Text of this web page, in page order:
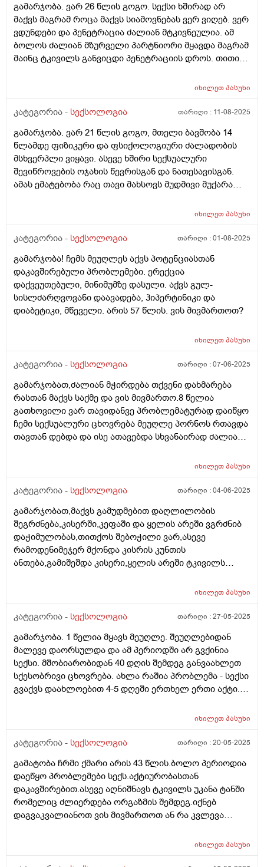
გამარჯობა. ვარ 26 წლის გოგო. სექსი ხშირად არ
მაქვს მაგრამ როცა მაქვს სიამოვნებას ვერ ვიღებ. ვერ
ვდუნდები და პენეტრაცია ძალიან მტკივნეულია. ამ
ბოლოს ძალიან მზურველი პარტნიორი მყავდა მაგრამ
მაინც ტკივილს განვიცდი პენეტრაციის დროს. თითით
უნდა გავაკეთო ასეთ შემთხვევაში? გინეკოლოგთან
ყველაფერი. მაგრამ ამ ტკივილს როგორ ვუშველო :(
იხილეთპასუხი
კატეგორია - სექსოლოგია თარიღი : 11-08-2025
გამარჯობა. ვარ 21 წლის გოგო, მთელი ბავშობა 14
წლამდე ფიზიკური და ფსიქოლოგიური ძალადობის
მსხვერპლი ვიყავი. ასევე ხშირი სექსუალური
შევიწროვების ოჯახის წევრისგან და ნათესავისგან.
ამას ემატებობა რაც თავი მახსოვს მუდმივი მუქარა
მექნებოდა რამეს დამიშავებდა. ამის გამო 19 წლამდე
მომეხსნა და გავუმკლავდი თუ არა იმ ყველაფერს რაც
ასაკში დავიწყე 4-ჯერ მქონდა სექსი მაგრამ საერთოდ
ვერაფერს ვერ ვგრძნობდი ვერც ფიზიკურად ვერც
ემოციურად მერე შემიყვარდა ერთი ბიჭი და ძლიერი
ემოციური კავშირი დავამყარე ძალიანაც მომწონს და
ფიზიკურად სიამოვნებას მხოლოდ იმშემთხვევაში
თუმცა ამას ხშირად ვერ ვახერხებ და ზოგჯერ
ბიჭი თავისთავს იდანაშაულებს და ურთიერთობაც
გვიფუჭდება. ყველაფერი რაც სექსთან არის
დაკავშირებული ტრამვებთან ასოცირდება და ეს ჩემს
სექსუალურ ცხოვრებაზე მთლიანად ახდენს გავლენას.
სექსოლოგი დამეხმარება?
იხილეთპასუხი
კატეგორია - სექსოლოგია თარიღი :01-08-2025
გამარჯობა! ჩემს მეუღლეს აქვს პოტენციასთან
დაკავშირებული პრობლემები. ერექცია
დაქვეუთებული, მინიმუმზე დასული. აქვს გულ-
სისლძარღვოვანი დაავადება, ჰიპერტინიკი და
დიაბეტიკი, მწეველი. არის 57 წლის. ვის მივმართოთ?
იხილეთპასუხი
კატეგორია - სექსოლოგია თარიღი :07-06-2025
გამარჯობათ,ძალიან მჭირდება თქვენი დახმარება
რასთან მაქვს საქმე და ვის მივმართო.8 წელია
გათხოვილი ვარ თავიდანვე პრობლემატურად დაიწყო
ჩემი სექსუალური ცხოვრება მეუღლე პორნოს რთავდა
თავთან დებდა და ისე ათავებდა სხვანაირად ძალიან
პრობლემები აუზში მოშარდვის შედეგად გარდნერელა
პერიოდულად ისევ აყრიდა პენისი თავზე
მომხმარებელიც.როდესაც მოწევდა ვაკვირდებოდით
მაშინ დააყრიდა პენისზე და უჭირდა სექსი. ამ ბოლო
დროს რამოდენიმეჯერ ერექციის პრობლემა დაეწყო
პენისი უვარდება ეს ყველაფერი ჩემზე ძალიან
მოქმედებს ზოგადად ძალიან ტემპერამენტიანი ვარ
სულ ხან არ შეუძლია ხან უვარდება მოკლედ ძალიან
შეიძლება მარიხუანამ გამოიწვიოს?ვამჩნევ როცა
ეწევა აღარ უნდა საერთოდ სექსი მოთხოვნილებაც არ
აქვს დიდად.
იხილეთპასუხი
კატეგორია - სექსოლოგია თარიღი :04-06-2025
გამარჯობათ,მაქვს გამუდმებით დაღლილობის
შეგრძნება,კისერში,კეფაში და ყელის არეში ვგრძნიბ
დაჭიმულობას,თითქოს შებოჭილი ვარ,ასევე
რამოდენიმეჯერ მქონდა კისრის კუნთის
ანთება,გამიშეშდა კისერი,ყელის არეში ტკივილს
თითქოს ცხელი წყალი გადმომდინდა ისე,ვიყავი
ნექსი ნაითი ირონ სთრონგი და რეგიმედი
ეპითელი,გემოგლობინი დაბალი მქონდა,მაქვს წნევა
მიახლოებითი ხშირად,მკურნალობა ჩავიტარე მაგრამ
ის შეგრძნებები ისევ მაქვს,კისერი დაჭიმული და
თავბრუს ხვევები,შეგრძნება თითქოს სიცხე მაქვს,ღამე
რამოდენიმეჯერ მეღვიძება,თითქოს თავს ვერ ვდებ
ხშირად მქონია,თან ძალიან სტრესული,ვარ 27 წლის
მინდა მეუღლესთან ურთიერთობა,დღეში ათჯერ
ოცჯერაც რომ მქონდეს სექსი თანახმა ვარ,მაგრამ
მეუღლეს კვირაში სამ ითხჯერ შეუძლია და სულ
დაუკმაყოფილებელი გამოვდივარ,შესაძლებელია
ფსიქოლოგიური მომენტი იყოს?ან სექსის
უკმარისობის ბრალი?ან მე დამიქვეით ან მეუღლეს
აუქვეითეთ ეს გრძნობა დამეხმარეთ (((
იხილეთპასუხი
კატეგორია - სექსოლოგია თარიღი :27-05-2025
გამარჯობა. 1 წელია მყავს მეუღლე. შეუღლებიდან
მალევე დაორსულდა და ამ პერიოდში არ გვქინია
სექსი. მშობიარობიდან 40 დღის შემდეგ განვაახლეთ
სქესობრივი ცხოვრება. ახლა რაშია პრობლემა - სექსი
გვაქვს დაახლოებით 4-5 დღეში ერთხელ ერთი აქტი.
იხილეთპასუხი
კატეგორია - სექსოლოგია თარიღი :20-05-2025
გამატობა ჩრმი ქმარი არის 43 წლის.ბოლო პერიოდია
დაეწყო პრობლემები სექს.აქტიურობასთან
დაკავშირებით.ასევე აღნიშნავს ტკივილს უკანა ტანში
რომელიც ძლიერდება ორგაზმის შემდეგ.იქნებ
დაგვაკვალიანოთ ვის მივმართოთ ან რა კვლევა
იხილეთპასუხი